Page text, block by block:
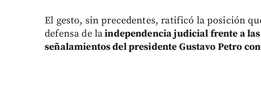
El gesto, sin precedentes, ratificó la posición
defensa de laindependencia judicial frente a
señalamientos del presidente Gustavo Petro